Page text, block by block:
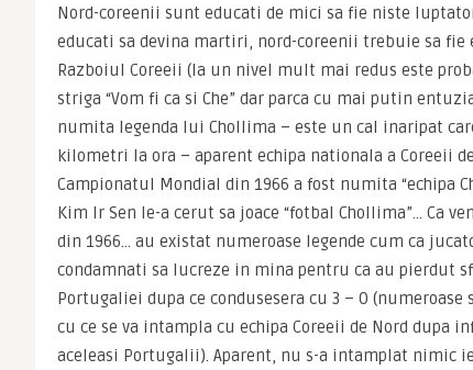
Nord-coreenii sunt educati de mici sa fie niste
educati sa devina martiri, nord-coreenii trebuie sa
Razboiul Coreeii (la un nivel mult mai redus este
striga “Vom fi ca si Che” dar parca cu mai putin
numita legenda lui Chollima – este un cal inaripat
kilometri la ora – aparent echipa nationala a Coreeii
Campionatul Mondial din 1966 a fost numita “echipa
Kim Ir Sen le-a cerut sa joace “fotbal Chollima”… Ca
din 1966… au existat numeroase legende cum ca
condamnati sa lucreze in mina pentru ca au pierdut
Portugaliei dupa ce condusesera cu 3 – 0
cu ce se va intampla cu echipa Coreeii de Nord dupa
aceleasi Portugalii). Aparent, nu s-a intamplat nimic